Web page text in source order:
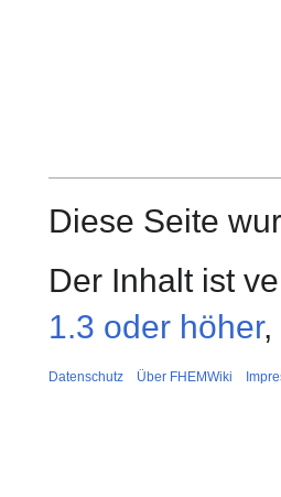
Diese Seite
Der Inhalt ist
1.3 oder höher,
Datenschutz Über FHEMWiki